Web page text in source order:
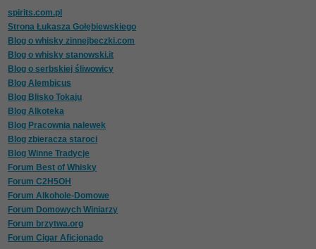
spirits.com.pl
Strona Łukasza Gołębiewskiego
Blog o whisky zinnejbeczki.com
Blog o whisky stanowski.it
Blog o serbskiej śliwowicy
Blog Alembicus
Blog Blisko Tokaju
Blog Alkoteka
Blog Pracownia nalewek
Blog zbieracza staroci
Blog Winne Tradycje
Forum Best of Whisky
Forum C2H5OH
Forum Alkohole-Domowe
Forum Domowych Winiarzy
Forum brzytwa.org
Forum Cigar Aficjonado